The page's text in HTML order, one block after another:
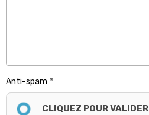
Anti-spam
CLIQUEZ POUR VALIDER